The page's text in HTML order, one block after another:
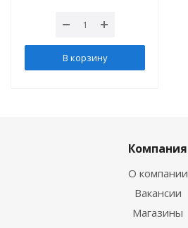
В корзину
Компания
О компании
Вакансии
Магазины